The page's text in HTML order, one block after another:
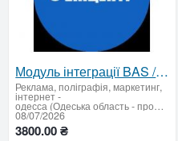
Модуль інтеграції BAS / 1C та Епіцентр
Реклама, поліграфія, маркетинг,
інтернет-
одесса (Одеська область - продати купити)
08/07/2026
3800.00 ₴